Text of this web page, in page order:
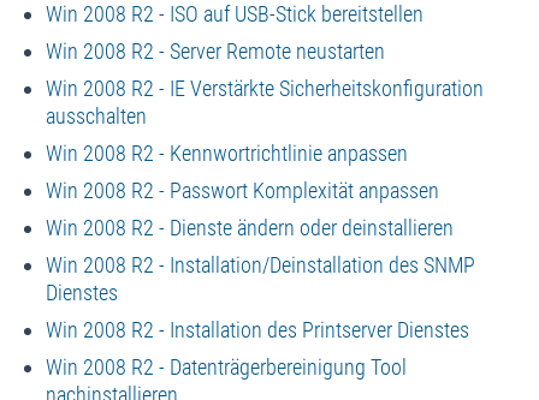
Win 2008 R2 - ISO auf USB-Stick bereitstellen
Win 2008 R2 - Server Remote neustarten
Win 2008 R2 - IE Verstärkte Sicherheitskonfiguration
ausschalten
Win 2008 R2 - Kennwortrichtlinie anpassen
Win 2008 R2 - Passwort Komplexität anpassen
Win 2008 R2 - Dienste ändern oder deinstallieren
Win 2008 R2 - Installation/Deinstallation des SNMP
Dienstes
Win 2008 R2 - Installation des Printserver Dienstes
Win 2008 R2 - Datenträgerbereinigung Tool
nachinstallieren